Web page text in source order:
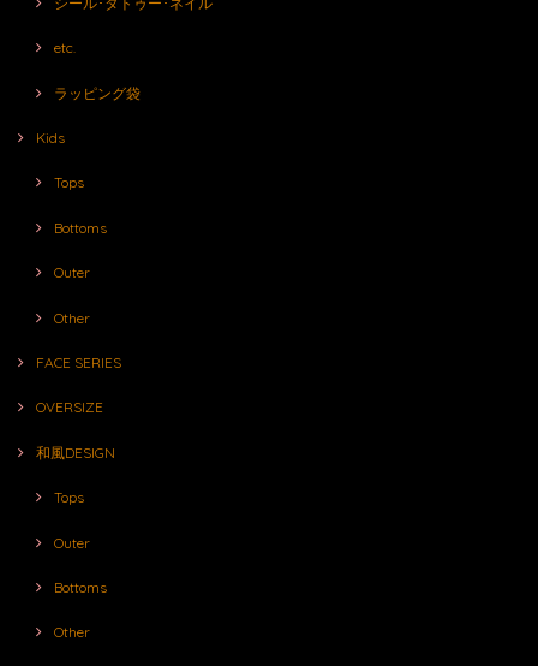
etc.
ラッピング袋
Kids
Tops
Bottoms
Outer
Other
FACE SERIES
OVERSIZE
和風DESIGN
Tops
Outer
Bottoms
Other